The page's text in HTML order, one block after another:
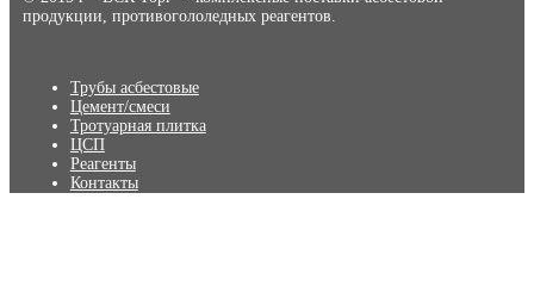
продукции, противогололедных реагентов.
Трубы асбестовые
Цемент/смеси
Тротуарная плитка
ЦСП
Реагенты
Контакты